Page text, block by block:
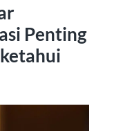
Penting